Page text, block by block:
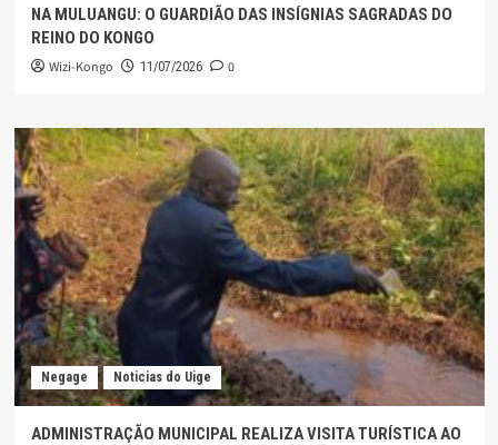
NA MULUANGU: O GUARDIÃO DAS INSÍGNIAS SAGRADAS DO
REINO DO KONGO
Wizi-Kongo 11/07/2026 0
Negage Noticias do Uige
ADMINISTRAÇÃO MUNICIPAL REALIZA VISITA TURÍSTICA AO